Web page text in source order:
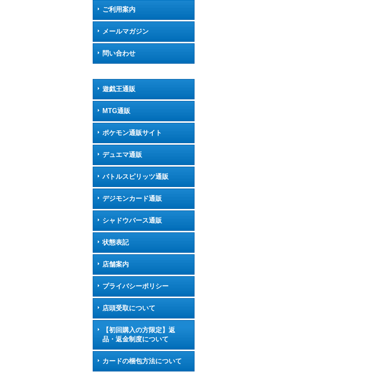
ご利用案内
メールマガジン
問い合わせ
遊戯王通販
MTG通販
ポケモン通販サイト
デュエマ通販
バトルスピリッツ通販
デジモンカード通販
シャドウバース通販
状態表記
店舗案内
プライバシーポリシー
店頭受取について
【初回購入の方限定】返
品・返金制度について
カードの梱包方法について